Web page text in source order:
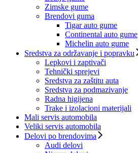
Zimske gume
Brendovi guma
Tigar auto gume
Continental auto gume
Michelin auto gume
Sredstva za održavanje i popravku
Lepkovi i zaptivači
Tehnički sprejevi
Sredstva za zaštitu auta
Sredstva za podmazivanje
Radna higijena
Trake i izolacioni materijali
Mali servis automobila
Veliki servis automobila
Delovi po brendovima
Audi delovi